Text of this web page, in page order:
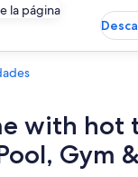
la página
with hot
Gym